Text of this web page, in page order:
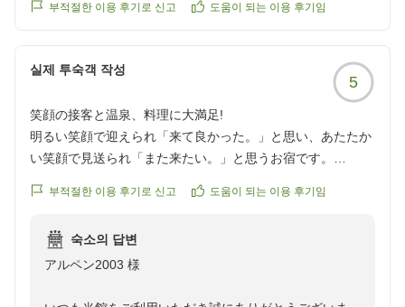
부적절한 이용 후기로 신고 도움이 되는 이용 후기임
실제 투숙객 작성
5
笑顔の接客と温泉、料理に大満足!
明るい笑顔で迎えられ「来て良かった。」と思い、あたたか
い笑顔で見送られ「また来たい。」と思うお宿です。
クチコミの詳細はこちらから
reviewId=33123478122534
부적절한 이용 후기로 신고 도움이 되는 이용 후기임
숙소의 답변
アルペン2003 様